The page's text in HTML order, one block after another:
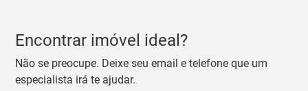
Encontrar imóvel ideal?
Não se preocupe. Deixe seu email e telefone que um
especialista irá te ajudar.